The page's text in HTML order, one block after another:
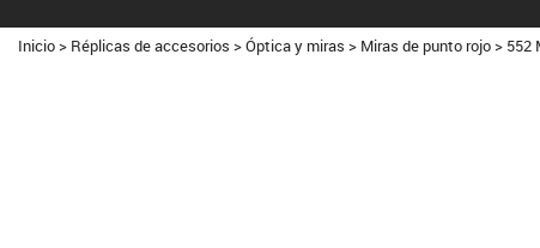
Inicio> Réplicas de accesorios >Óptica y miras > Miras de punto rojo> 552